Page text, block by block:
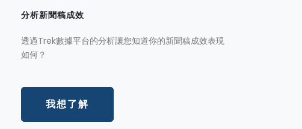
分析新聞稿成效
透過Trek數據平台的分析讓您知道你的新聞稿成效表現
如何？
我想了解